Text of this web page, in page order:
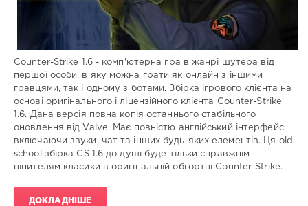
Counter-Strike 1.6 - комп'ютерна гра в жанрі шутера від
першої особи, в яку можна грати як онлайн з іншими
гравцями, так і одному з ботами. Збірка ігрового клієнта на
основі оригінального і ліцензійного клієнта Counter-Strike
1.6. Дана версія повна копія останнього стабільного
оновлення від Valve. Має повністю англійський інтерфейс
включаючи звуки, чат та інших будь-яких елементів. Ця old
school збірка CS 1.6 до душі буде тільки справжнім
цінителям класики в оригінальній обгортці Counter-Strike.
ДОКЛАДНІШЕ